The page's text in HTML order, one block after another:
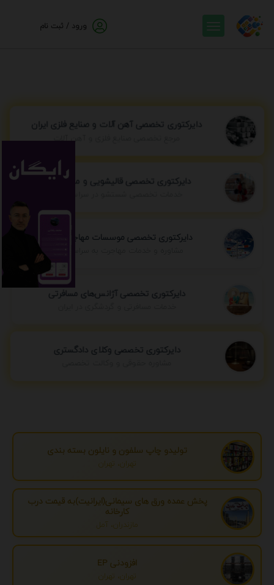
ورود / ثبت نام
دایرکتوری تخصصی آهن آلات و صنایع فلزی ایران
مرجع تخصصی صنایع فلزی و آهن آلات
دایرکتوری تخصصی قالیشویی و مبل شویی
دایرکتوری تخصصی موسسات مهاجرتی ایران
مشاوره و خدمات مهاجرت به سراسر جهان
دایرکتوری تخصصی آژانس‌های مسافرتی
دایرکتوری تخصصی وکلای دادگستری
تولیدو چاپ سلفون و نایلون بسته بندی
تهران، تهران
پخش عمده ورق های سیمانی(ایرانیت)به قیمت درب
کارخانه
مازندران، آمل
افزودنی EP
تهران، تهران